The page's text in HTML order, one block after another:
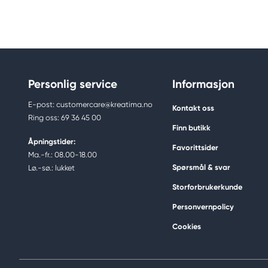
Personlig service
E-post: customercare@kreatima.no
Ring oss: 69 36 45 00
Åpningstider:
Ma.-fr.: 08.00-18.00
Lø.-sø.: lukket
Informasjon
Kontakt oss
Finn butikk
Favorittsider
Spørsmål & svar
Storforbrukerkunde
Personvernpolicy
Cookies